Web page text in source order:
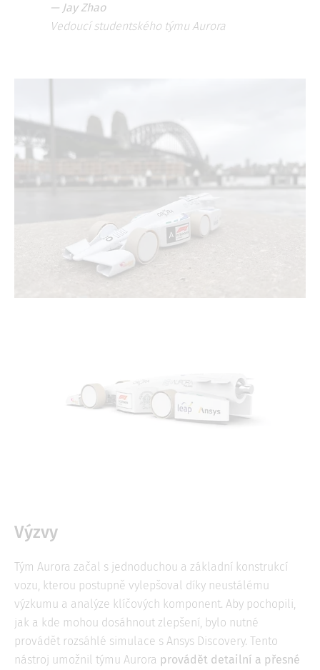
— Jay Zhao
Vedoucí studentského týmu Aurora
Výzvy
Tým Aurora začal s jednoduchou a základní konstrukcí
vozu, kterou postupně vylepšoval díky neustálému
výzkumu a analýze klíčových komponent. Aby pochopili,
jak a kde mohou dosáhnout zlepšení, bylo nutné
provádět rozsáhlé simulace s Ansys Discovery. Tento
nástroj umožnil týmu Aurora provádět detailní a přesné